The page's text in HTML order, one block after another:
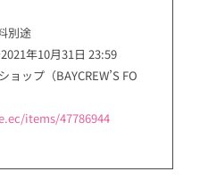
別途
年10月31日 23:59
ップ（BAYCREW’S FO
items/47786944